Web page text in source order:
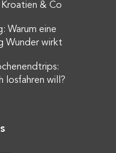
& Co
Warum eine
Wunder wirkt
losfahren will?